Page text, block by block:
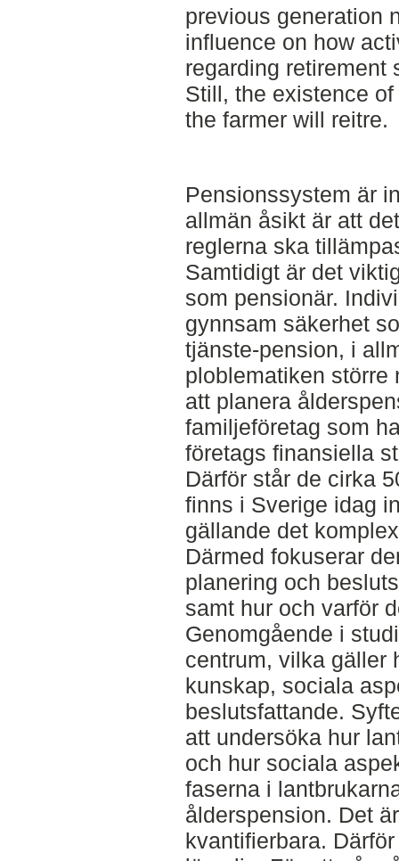
previous generation
influence on how
regarding retirement
Still, the existence
the farmer will reitre.
Pensionssystem är
allmän åsikt är att
reglerna ska
Samtidigt är det
som pensionär.
gynnsam säkerhet
tjänste-pension, i
ploblematiken större
att planera
familjeföretag som
företags finansiella
Därför står de cirka
finns i Sverige idag
gällande det
Därmed fokuserar
planering och
samt hur och varför
Genomgående i
centrum, vilka gäller
kunskap, sociala
beslutsfattande.
att undersöka hur
och hur sociala
faserna i
ålderspension. Det
kvantifierbara.